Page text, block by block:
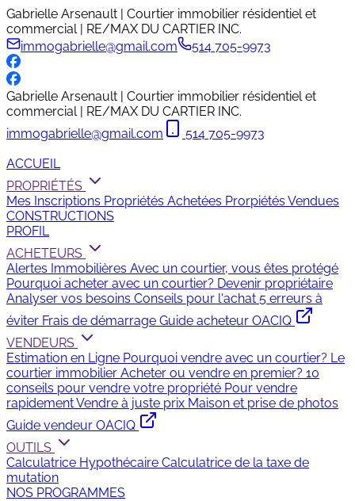
Gabrielle Arsenault | Courtier immobilier résidentiel et
commercial | RE/MAX DU CARTIER INC.
immogabrielle@gmail.com
514 705-9973
Gabrielle Arsenault | Courtier immobilier résidentiel et
commercial | RE/MAX DU CARTIER INC.
immogabrielle@gmail.com
514 705-9973
ACCUEIL
PROPRIÉTÉS
Mes Inscriptions Propriétés Achetées Prorpiétés Vendues
CONSTRUCTIONS
PROFIL
ACHETEURS
Alertes Immobilières Avec un courtier, vous êtes protégé
Pourquoi acheter avec un courtier? Devenir propriétaire
Analyser vos besoins Conseils pour l'achat 5 erreurs à
éviter Frais de démarrage Guide acheteur OACIQ
VENDEURS
Estimation en Ligne Pourquoi vendre avec un courtier? Le
courtier immobilier Acheter ou vendre en premier? 10
conseils pour vendre votre propriété Pour vendre
rapidementVendre à juste prix Maison et prise de photos
Guide vendeur OACIQ
OUTILS
Calculatrice Hypothécaire Calculatrice de la taxe de
mutation
NOS PROGRAMMES